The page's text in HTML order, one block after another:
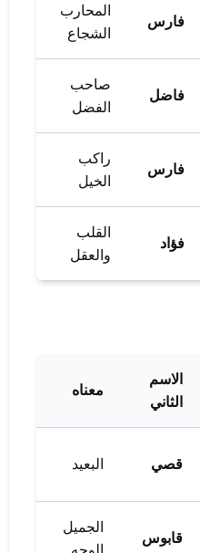
فارس
المحارب
الشجاع
فاضل
صاحب
الفضل
فارس
راكب
الخيل
فؤاد
القلب
والعقل
الاسم
الثاني
معناه
قصي البعيد
قابوس
الجميل